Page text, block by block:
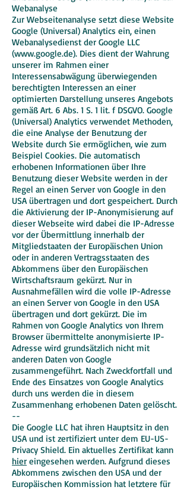
Webanalyse
Zur Webseitenanalyse setzt diese Website
Google (Universal) Analytics ein, einen
Webanalysedienst der Google LLC
(www.google.de). Dies dient der Wahrung
unserer im Rahmen einer
Interessensabwägung überwiegenden
berechtigten Interessen an einer
optimierten Darstellung unseres Angebots
gemäß Art. 6 Abs. 1 S. 1 lit. f DSGVO. Google
(Universal) Analytics verwendet Methoden,
die eine Analyse der Benutzung der
Website durch Sie ermöglichen, wie zum
Beispiel Cookies. Die automatisch
erhobenen Informationen über Ihre
Benutzung dieser Website werden in der
Regel an einen Server von Google in den
USA übertragen und dort gespeichert. Durch
die Aktivierung der IP-Anonymisierung auf
dieser Webseite wird dabei die IP-Adresse
vor der Übermittlung innerhalb der
Mitgliedstaaten der Europäischen Union
oder in anderen Vertragsstaaten des
Abkommens über den Europäischen
Wirtschaftsraum gekürzt. Nur in
Ausnahmefällen wird die volle IP-Adresse
an einen Server von Google in den USA
übertragen und dort gekürzt. Die im
Rahmen von Google Analytics von Ihrem
Browser übermittelte anonymisierte IP-
Adresse wird grundsätzlich nicht mit
anderen Daten von Google
zusammengeführt. Nach Zweckfortfall und
Ende des Einsatzes von Google Analytics
durch uns werden die in diesem
Zusammenhang erhobenen Daten gelöscht.
--
Die Google LLC hat ihren Hauptsitz in den
USA und ist zertifiziert unter dem EU-US-
Privacy Shield. Ein aktuelles Zertifikat kann
hier eingesehen werden. Aufgrund dieses
Abkommens zwischen den USA und der
Europäischen Kommission hat letztere für